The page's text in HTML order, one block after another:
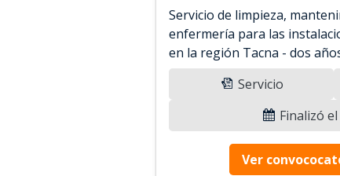
Servicio de limpieza,
enfermería para las
en la región Tacna - dos
Servicio
Finalizó
Ver